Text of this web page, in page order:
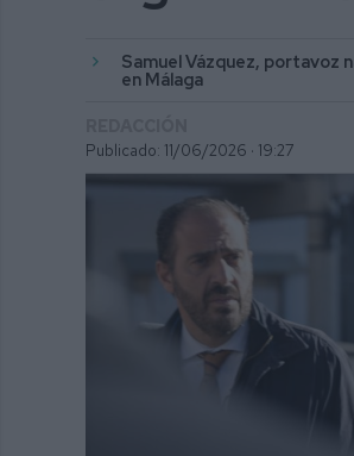
Samuel Vázquez, portavoz
en Málaga
Publicado: 11/06/2026 · 19:27